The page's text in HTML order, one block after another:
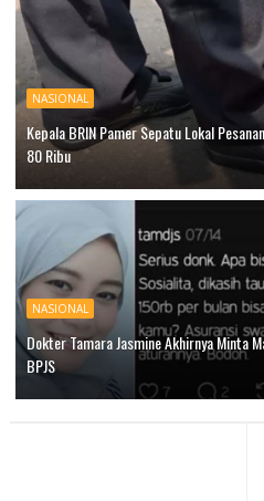
NASIONAL
Kepala BRIN Pamer Sepatu Lokal
80 Ribu
NASIONAL
Dokter Tamara Jasmine Akhirnya Minta
BPJS